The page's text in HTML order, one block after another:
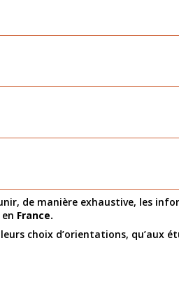
de manière exhaustive, les
en France.
choix d’orientations, qu’aux